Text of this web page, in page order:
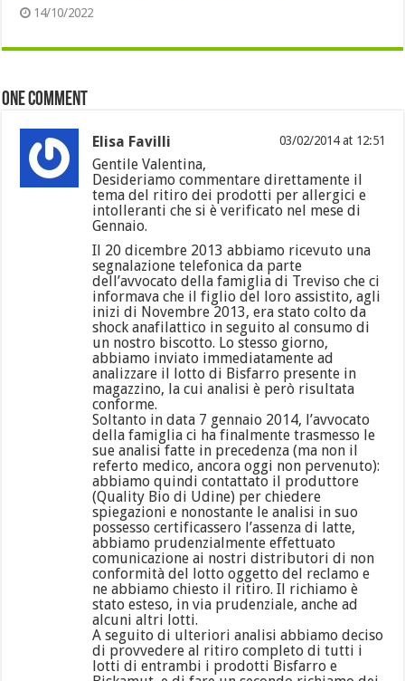
14/10/2022
One comment
Elisa Favilli 03/02/2014 at 12:51
Gentile Valentina,
Desideriamo commentare direttamente il
tema del ritiro dei prodotti per allergici e
intolleranti che si è verificato nel mese di
Gennaio.
Il 20 dicembre 2013 abbiamo ricevuto una
segnalazione telefonica da parte
dell’avvocato della famiglia di Treviso che ci
informava che il figlio del loro assistito, agli
inizi di Novembre 2013, era stato colto da
shock anafilattico in seguito al consumo di
un nostro biscotto. Lo stesso giorno,
abbiamo inviato immediatamente ad
analizzare il lotto di Bisfarro presente in
magazzino, la cui analisi è però risultata
conforme.
Soltanto in data 7 gennaio 2014, l’avvocato
della famiglia ci ha finalmente trasmesso le
sue analisi fatte in precedenza (ma non il
referto medico, ancora oggi non pervenuto):
abbiamo quindi contattato il produttore
(Quality Bio di Udine) per chiedere
spiegazioni e nonostante le analisi in suo
possesso certificassero l’assenza di latte,
abbiamo prudenzialmente effettuato
comunicazione ai nostri distributori di non
conformità del lotto oggetto del reclamo e
ne abbiamo chiesto il ritiro. Il richiamo è
stato esteso, in via prudenziale, anche ad
alcuni altri lotti.
A seguito di ulteriori analisi abbiamo deciso
di provvedere al ritiro completo di tutti i
lotti di entrambi i prodotti Bisfarro e